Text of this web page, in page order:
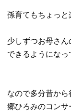
孫育てもちょっ
少しずつお母さ
できるようになっ
なので多分昔か
郷ひろみのコン